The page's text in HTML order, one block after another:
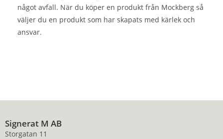
något avfall. När du köper en produkt från Mockberg så
väljer du en produkt som har skapats med kärlek och
ansvar.
Signerat M AB
Storgatan 11